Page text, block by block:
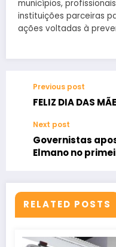
municípios,
instituições parceiras
ações voltadas à
Previous post
FELIZ DIA DAS
Next post
Governistas
Elmano no
RELATED POSTS